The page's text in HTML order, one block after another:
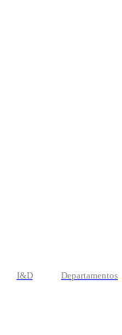
I&D Departamentos